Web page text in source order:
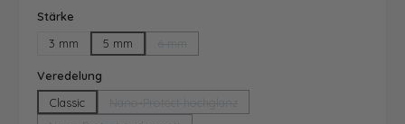
Stärke
3 mm
5 mm
Veredelung
Classic